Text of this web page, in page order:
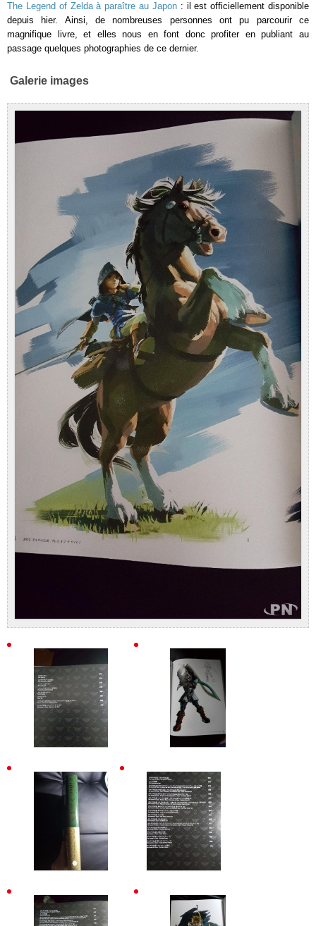
The Legend of Zelda à paraître au Japon: il est officiellement disponible
depuis hier. Ainsi, de nombreuses personnes ont pu parcourir ce
magnifique livre, et elles nous en font donc profiter en publiant au
passage quelques photographies de ce dernier.
Galerie images